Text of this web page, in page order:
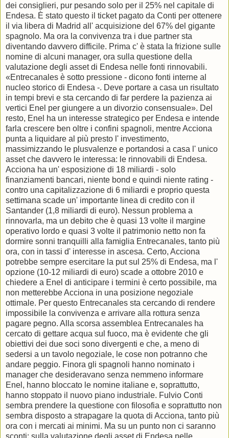
dei consiglieri, pur pesando solo per il 25% nel capitale di
Endesa. È stato questo il ticket pagato da Conti per ottenere
il via libera di Madrid all' acquisizione del 67% del gigante
spagnolo. Ma ora la convivenza tra i due partner sta
diventando davvero difficile. Prima c' è stata la frizione sulle
nomine di alcuni manager, ora sulla questione della
valutazione degli asset di Endesa nelle fonti rinnovabili.
«Entrecanales è sotto pressione - dicono fonti interne al
nucleo storico di Endesa -. Deve portare a casa un risultato
in tempi brevi e sta cercando di far perdere la pazienza ai
vertici Enel per giungere a un divorzio consensuale». Del
resto, Enel ha un interesse strategico per Endesa e intende
farla crescere ben oltre i confini spagnoli, mentre Acciona
punta a liquidare al più presto l' investimento,
massimizzando le plusvalenze e portandosi a casa l' unico
asset che davvero le interessa: le rinnovabili di Endesa.
Acciona ha un' esposizione di 18 miliardi - solo
finanziamenti bancari, niente bond e quindi niente rating -
contro una capitalizzazione di 6 miliardi e proprio questa
settimana scade un' importante linea di credito con il
Santander (1,8 miliardi di euro). Nessun problema a
rinnovarla, ma un debito che è quasi 13 volte il margine
operativo lordo e quasi 3 volte il patrimonio netto non fa
dormire sonni tranquilli alla famiglia Entrecanales, tanto più
ora, con in tassi d' interesse in ascesa. Certo, Acciona
potrebbe sempre esercitare la put sul 25% di Endesa, ma l'
opzione (10-12 miliardi di euro) scade a ottobre 2010 e
chiedere a Enel di anticipare i termini è certo possibile, ma
non metterebbe Acciona in una posizione negoziale
ottimale. Per questo Entrecanales sta cercando di rendere
impossibile la convivenza e arrivare alla rottura senza
pagare pegno. Alla scorsa assemblea Entrecanales ha
cercato di gettare acqua sul fuoco, ma è evidente che gli
obiettivi dei due soci sono divergenti e che, a meno di
sedersi a un tavolo negoziale, le cose non potranno che
andare peggio. Finora gli spagnoli hanno nominato i
manager che desideravano senza nemmeno informare
Enel, hanno bloccato le nomine italiane e, soprattutto,
hanno stoppato il nuovo piano industriale. Fulvio Conti
sembra prendere la questione con filosofia e soprattutto non
sembra disposto a strapagare la quota di Acciona, tanto più
ora con i mercati ai minimi. Ma su un punto non ci saranno
sconti: sulla valutazione degli asset di Endesa nelle